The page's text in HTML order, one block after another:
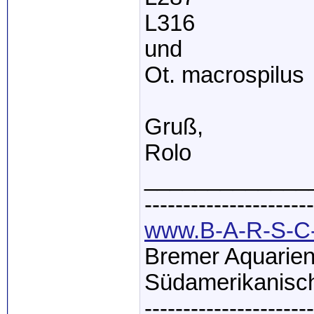
L316
und
Ot. macrospilus
Gruß,
Rolo
www.B-A-R-S-
Bremer